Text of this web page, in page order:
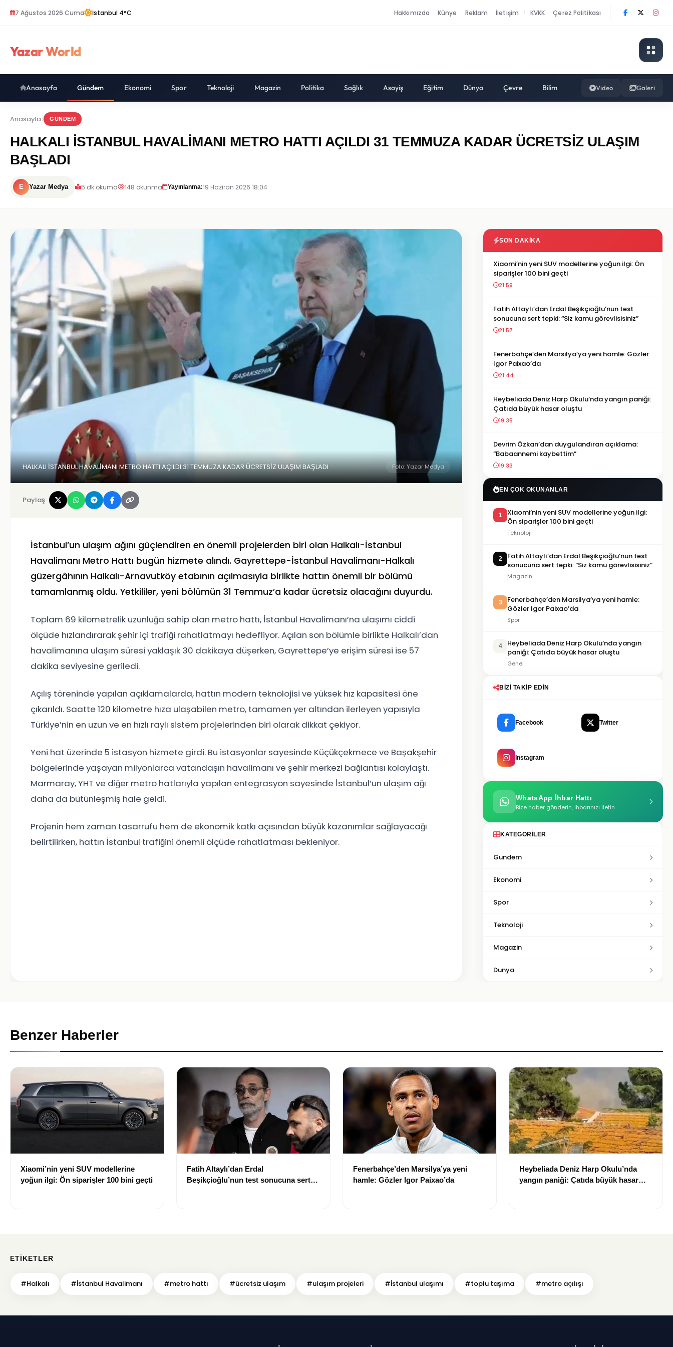
7 Ağustos 2026 Cuma İstanbul 4°C Hakkımızda Künye Reklam İletişim KVKK Çerez Politikası
Yazar World
Anasayfa Gündem Ekonomi Spor Teknoloji Magazin Politika Sağlık Asayiş Eğitim Dünya Çevre Bilim Video Galeri
Anasayfa GUNDEM
HALKALI İSTANBUL HAVALİMANI METRO HATTI AÇILDI 31 TEMMUZA KADAR ÜCRETSİZ ULAŞIM
BAŞLADI
E Yazar Medya 5 dk okuma 148 okunma Yayınlanma:19 Haziran 2026 18:04
HALKALI İSTANBUL HAVALİMANI METRO HATTI AÇILDI 31 TEMMUZA KADAR ÜCRETSİZ ULAŞIM BAŞLADI Foto: Yazar Medya
Paylaş
İstanbul’un ulaşım ağını güçlendiren en önemli projelerden biri olan Halkalı-İstanbul
Havalimanı Metro Hattı bugün hizmete alındı. Gayrettepe-İstanbul Havalimanı-Halkalı
güzergâhının Halkalı-Arnavutköy etabının açılmasıyla birlikte hattın önemli bir bölümü
tamamlanmış oldu. Yetkililer, yeni bölümün 31 Temmuz’a kadar ücretsiz olacağını duyurdu.
Toplam 69 kilometrelik uzunluğa sahip olan metro hattı, İstanbul Havalimanı’na ulaşımı ciddi
ölçüde hızlandırarak şehir içi trafiği rahatlatmayı hedefliyor. Açılan son bölümle birlikte Halkalı’dan
havalimanına ulaşım süresi yaklaşık 30 dakikaya düşerken, Gayrettepe’ye erişim süresi ise 57
dakika seviyesine geriledi.
Açılış töreninde yapılan açıklamalarda, hattın modern teknolojisi ve yüksek hız kapasitesi öne
çıkarıldı. Saatte 120 kilometre hıza ulaşabilen metro, tamamen yer altından ilerleyen yapısıyla
Türkiye’nin en uzun ve en hızlı raylı sistem projelerinden biri olarak dikkat çekiyor.
Yeni hat üzerinde 5 istasyon hizmete girdi. Bu istasyonlar sayesinde Küçükçekmece ve Başakşehir
bölgelerinde yaşayan milyonlarca vatandaşın havalimanı ve şehir merkezi bağlantısı kolaylaştı.
Marmaray, YHT ve diğer metro hatlarıyla yapılan entegrasyon sayesinde İstanbul’un ulaşım ağı
daha da bütünleşmiş hale geldi.
Projenin hem zaman tasarrufu hem de ekonomik katkı açısından büyük kazanımlar sağlayacağı
belirtilirken, hattın İstanbul trafiğini önemli ölçüde rahatlatması bekleniyor.
SON DAKIKA
Xiaomi’nin yeni SUV modellerine yoğun ilgi: Ön
siparişler 100 bini geçti
21:59
Fatih Altaylı’dan Erdal Beşikçioğlu’nun test
sonucuna sert tepki: “Siz kamu görevlisisiniz”
21:57
Fenerbahçe’den Marsilya’ya yeni hamle: Gözler
Igor Paixao’da
21:44
Heybeliada Deniz Harp Okulu’nda yangın paniği:
Çatıda büyük hasar oluştu
19:35
Devrim Özkan’dan duygulandıran açıklama:
“Babaannemi kaybettim”
19:33
EN ÇOK OKUNANLAR
1
Xiaomi’nin yeni SUV modellerine yoğun ilgi:
Ön siparişler 100 bini geçti
Teknoloji
2
Fatih Altaylı’dan Erdal Beşikçioğlu’nun test
sonucuna sert tepki: “Siz kamu görevlisisiniz”
Magazin
3
Fenerbahçe’den Marsilya’ya yeni hamle:
Gözler Igor Paixao’da
Spor
4
Heybeliada Deniz Harp Okulu’nda yangın
paniği: Çatıda büyük hasar oluştu
Genel
BIZI TAKIP EDIN
Facebook Twitter
Instagram
WhatsApp İhbar Hattı
Bize haber gönderin, ihbarınızı iletin
KATEGORILER
Gundem
Ekonomi
Spor
Teknoloji
Magazin
Dunya
Benzer Haberler
Xiaomi’nin yeni SUV modellerine
yoğun ilgi: Ön siparişler 100 bini geçti
Fatih Altaylı’dan Erdal
Beşikçioğlu’nun test sonucuna sert
Fenerbahçe’den Marsilya’ya yeni
hamle: Gözler Igor Paixao’da
Heybeliada Deniz Harp Okulu’nda
yangın paniği: Çatıda büyük hasar
ETIKETLER
#Halkalı #İstanbul Havalimanı #metro hattı #ücretsiz ulaşım #ulaşım projeleri #İstanbul ulaşımı #toplu taşıma #metro açılışı